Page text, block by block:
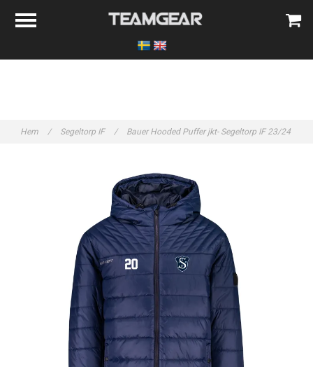
Hem / Segeltorp IF / Bauer Hooded Puffer jkt- Segeltorp IF 23/24